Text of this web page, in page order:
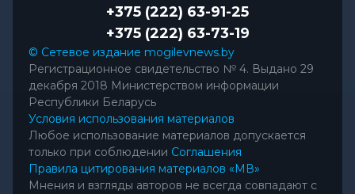
+375 (222) 63-91-25
+375 (222) 63-73-19
© Сетевое издание mogilevnews.by
Регистрационное свидетельство № 4. Выдано 29
декабря 2018 Министерством информации
Республики Беларусь
Условия использования материалов
Любое использование материалов допускается
только при соблюдении Соглашения
Правила цитирования материалов «МВ»
Мнения и взгляды авторов не всегда совпадают с